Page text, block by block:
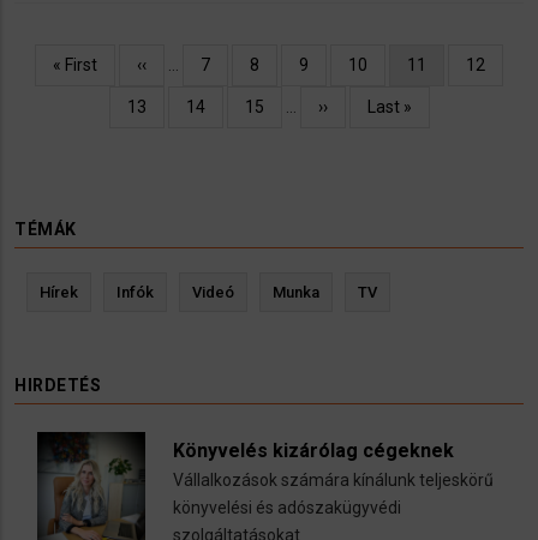
Oldalszámozás
Első
« First
Előző
‹‹ Oldal
7 Oldal
8 Oldal
9 Oldal
10
Jelenlegi
11 Oldal
12
Oldal
13 Oldal
14 Oldal
15
Következő
››
Utolsó
Last »
TÉMÁK
Hírek Infók Videó Munka TV
HIRDETÉS
Könyvelés kizárólag cégeknek
Vállalkozások számára kínálunk teljeskörű
könyvelési és adószakügyvédi
szolgáltatásokat